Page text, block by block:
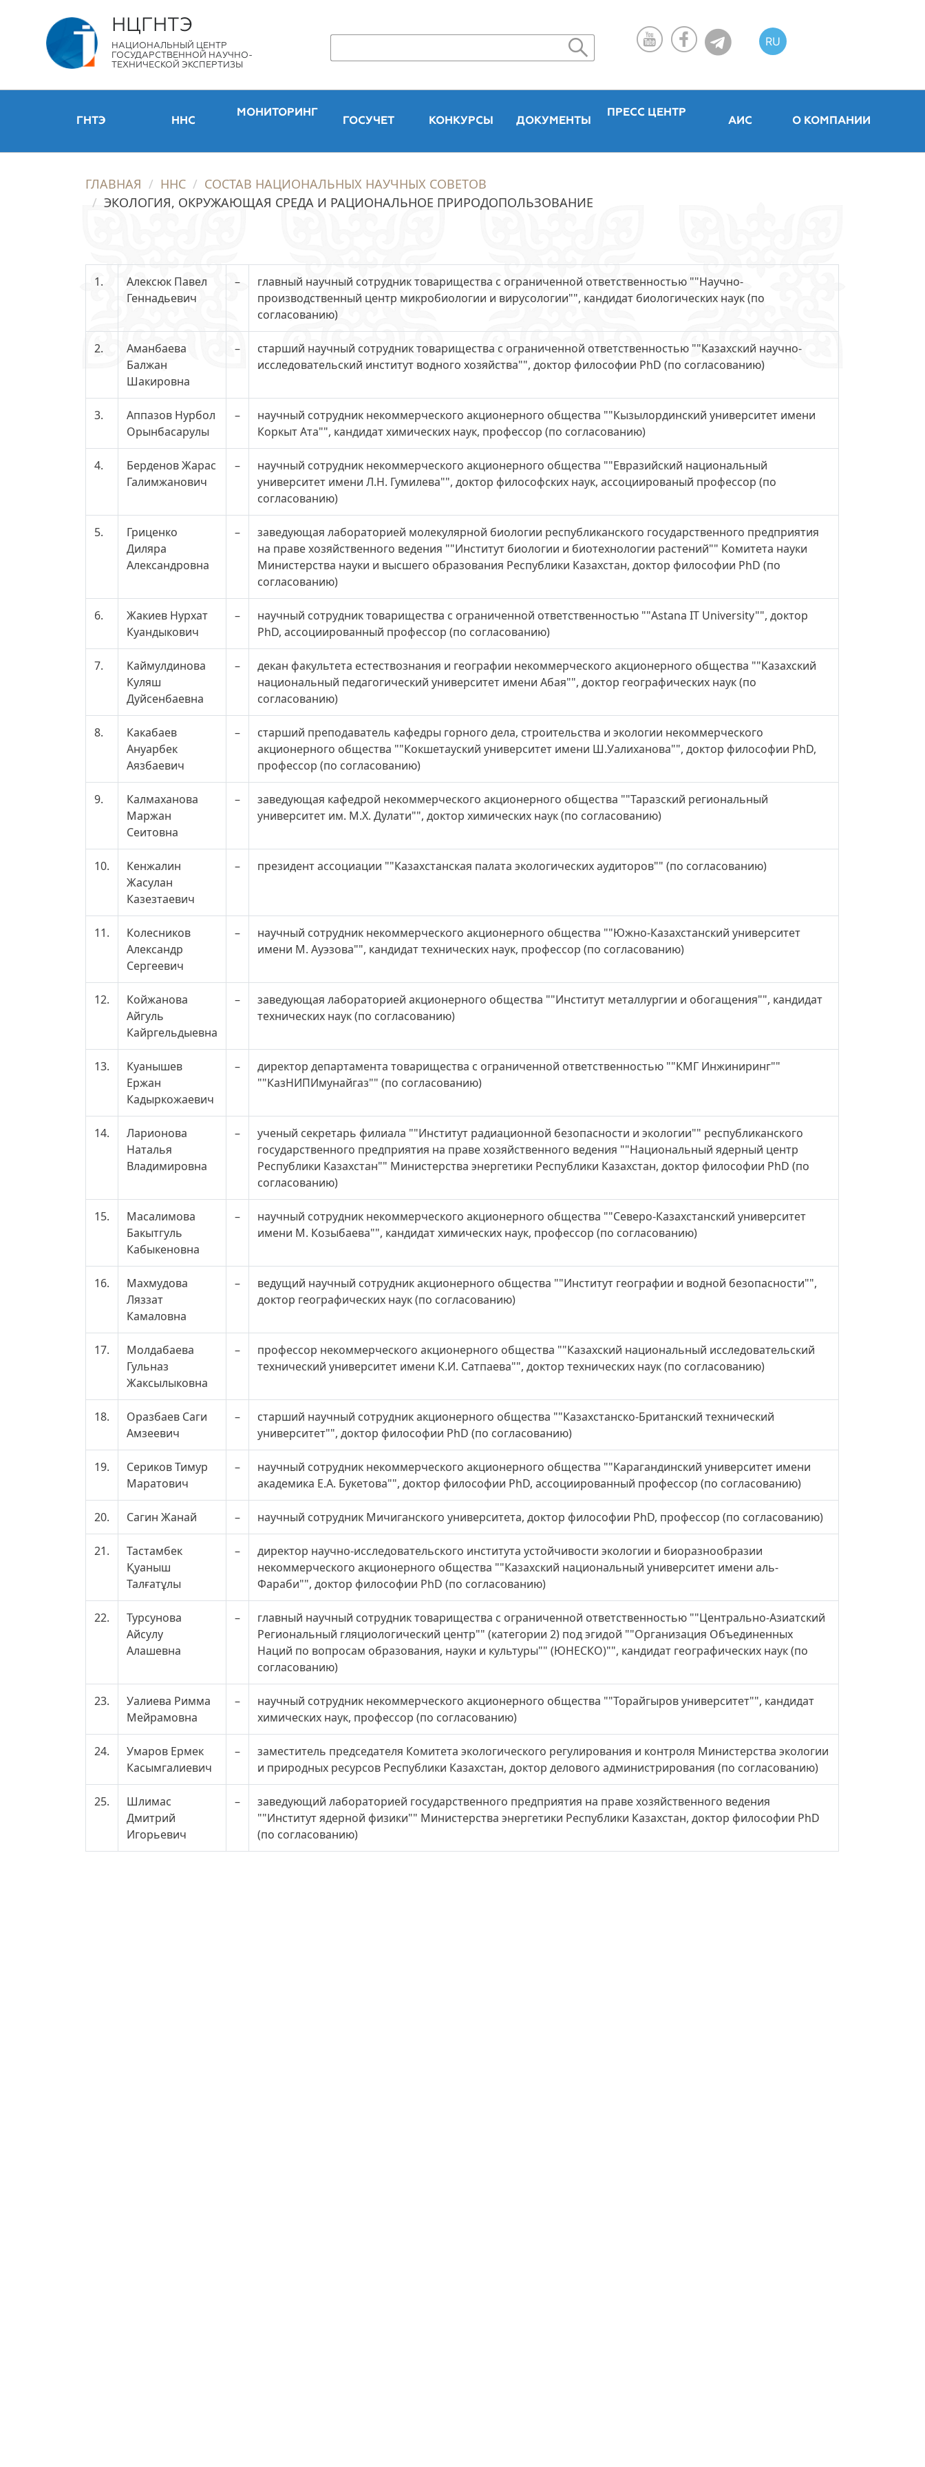
НЦГНТЭ
НАЦИОНАЛЬНЫЙ ЦЕНТР
ГОСУДАРСТВЕННОЙ НАУЧНО-
ТЕХНИЧЕСКОЙ ЭКСПЕРТИЗЫ
RU
ГНТЭ ННС
МОНИТОРИНГ
ГОСУЧЕТ КОНКУРСЫ ДОКУМЕНТЫ
ПРЕСС ЦЕНТР
АИС О КОМПАНИИ
ГЛАВНАЯ ННС
СОСТАВ НАЦИОНАЛЬНЫХ НАУЧНЫХ СОВЕТОВ
ЭКОЛОГИЯ, ОКРУЖАЮЩАЯ СРЕДА И РАЦИОНАЛЬНОЕ ПРИРОДОПОЛЬЗОВАНИЕ
1.
Алексюк Павел
Геннадьевич
–
главный научный сотрудник товарищества с ограниченной ответственностью ""Научно-
производственный центр микробиологии и вирусологии"", кандидат биологических наук (по
согласованию)
2.
Аманбаева
Балжан
Шакировна
–
старший научный сотрудник товарищества с ограниченной ответственностью ""Казахский научно-
исследовательский институт водного хозяйства"", доктор философии PhD (по согласованию)
3.
Аппазов Нурбол
Орынбасарулы
–
научный сотрудник некоммерческого акционерного общества ""Кызылординский университет имени
Коркыт Ата"", кандидат химических наук, профессор (по согласованию)
4.
Берденов Жарас
Галимжанович
–
научный сотрудник некоммерческого акционерного общества ""Евразийский национальный
университет имени Л.Н. Гумилева"", доктор философских наук, ассоциированый профессор (по
согласованию)
5.
Гриценко
Диляра
Александровна
–
заведующая лабораторией молекулярной биологии республиканского государственного предприятия
на праве хозяйственного ведения ""Институт биологии и биотехнологии растений"" Комитета науки
Министерства науки и высшего образования Республики Казахстан, доктор философии PhD (по
согласованию)
6.
Жакиев Нурхат
Куандыкович
–
научный сотрудник товарищества с ограниченной ответственностью ""Astana IT University"", доктор
PhD, ассоциированный профессор (по согласованию)
7.
Каймулдинова
Куляш
Дуйсенбаевна
–
декан факультета естествознания и географии некоммерческого акционерного общества ""Казахский
национальный педагогический университет имени Абая"", доктор географических наук (по
согласованию)
8.
Какабаев
Ануарбек
Аязбаевич
–
старший преподаватель кафедры горного дела, строительства и экологии некоммерческого
акционерного общества ""Кокшетауский университет имени Ш.Уалиханова"", доктор философии PhD,
профессор (по согласованию)
9.
Калмаханова
Маржан
Сеитовна
–
заведующая кафедрой некоммерческого акционерного общества ""Таразский региональный
университет им. М.Х. Дулати"", доктор химических наук (по согласованию)
10.
Кенжалин
Жасулан
Казезтаевич
– президент ассоциации ""Казахстанская палата экологических аудиторов"" (по согласованию)
11.
Колесников
Александр
Сергеевич
–
научный сотрудник некоммерческого акционерного общества ""Южно-Казахстанский университет
имени М. Ауэзова"", кандидат технических наук, профессор (по согласованию)
12.
Койжанова
Айгуль
Кайргельдыевна
–
заведующая лабораторией акционерного общества ""Институт металлургии и обогащения"", кандидат
технических наук (по согласованию)
13.
Куанышев
Ержан
Кадыркожаевич
–
директор департамента товарищества с ограниченной ответственностью ""КМГ Инжиниринг""
""КазНИПИмунайгаз"" (по согласованию)
14.
Ларионова
Наталья
Владимировна
–
ученый секретарь филиала ""Институт радиационной безопасности и экологии"" республиканского
государственного предприятия на праве хозяйственного ведения ""Национальный ядерный центр
Республики Казахстан"" Министерства энергетики Республики Казахстан, доктор философии PhD (по
согласованию)
15.
Масалимова
Бакытгуль
Кабыкеновна
–
научный сотрудник некоммерческого акционерного общества ""Северо-Казахстанский университет
имени М. Козыбаева"", кандидат химических наук, профессор (по согласованию)
16.
Махмудова
Ляззат
Камаловна
–
ведущий научный сотрудник акционерного общества ""Институт географии и водной безопасности"",
доктор географических наук (по согласованию)
17.
Молдабаева
Гульназ
Жаксылыковна
–
профессор некоммерческого акционерного общества ""Казахский национальный исследовательский
технический университет имени К.И. Сатпаева"", доктор технических наук (по согласованию)
18.
Оразбаев Саги
Амзеевич
–
старший научный сотрудник акционерного общества ""Казахстанско-Британский технический
университет"", доктор философии PhD (по согласованию)
19.
Сериков Тимур
Маратович
–
научный сотрудник некоммерческого акционерного общества ""Карагандинский университет имени
академика Е.А. Букетова"", доктор философии PhD, ассоциированный профессор (по согласованию)
20. Сагин Жанай – научный сотрудник Мичиганского университета, доктор философии PhD, профессор (по согласованию)
21.
Тастамбек
Қуаныш
Талғатұлы
–
директор научно-исследовательского института устойчивости экологии и биоразнообразии
некоммерческого акционерного общества ""Казахский национальный университет имени аль-
Фараби"", доктор философии PhD (по согласованию)
22.
Турсунова
Айсулу
Алашевна
–
главный научный сотрудник товарищества с ограниченной ответственностью ""Центрально-Азиатский
Региональный гляциологический центр"" (категории 2) под эгидой ""Организация Объединенных
Наций по вопросам образования, науки и культуры"" (ЮНЕСКО)"", кандидат географических наук (по
согласованию)
23.
Уалиева Римма
Мейрамовна
–
научный сотрудник некоммерческого акционерного общества ""Торайгыров университет"", кандидат
химических наук, профессор (по согласованию)
24.
Умаров Ермек
Касымгалиевич
–
заместитель председателя Комитета экологического регулирования и контроля Министерства экологии
и природных ресурсов Республики Казахстан, доктор делового администрирования (по согласованию)
25.
Шлимас
Дмитрий
Игорьевич
–
заведующий лабораторией государственного предприятия на праве хозяйственного ведения
""Институт ядерной физики"" Министерства энергетики Республики Казахстан, доктор философии PhD
(по согласованию)